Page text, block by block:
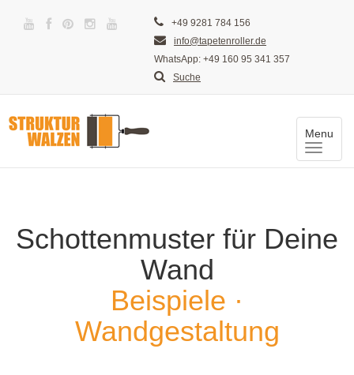
+49 9281 784 156
info@tapetenroller.de
WhatsApp: +49 160 95 341 357
Suche
Menu
Toggle
Schottenmuster für Deine
Wand
Beispiele ·
Wandgestaltung